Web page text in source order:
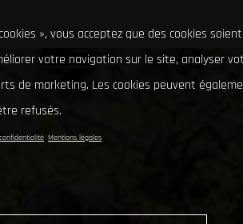
», vous acceptez que des cookies soient
votre navigation sur le site, analyser
de marketing. Les cookies peuvent
refusés.
Mentions légales